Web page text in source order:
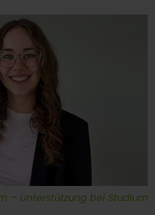
– Unterstützung bei Studium